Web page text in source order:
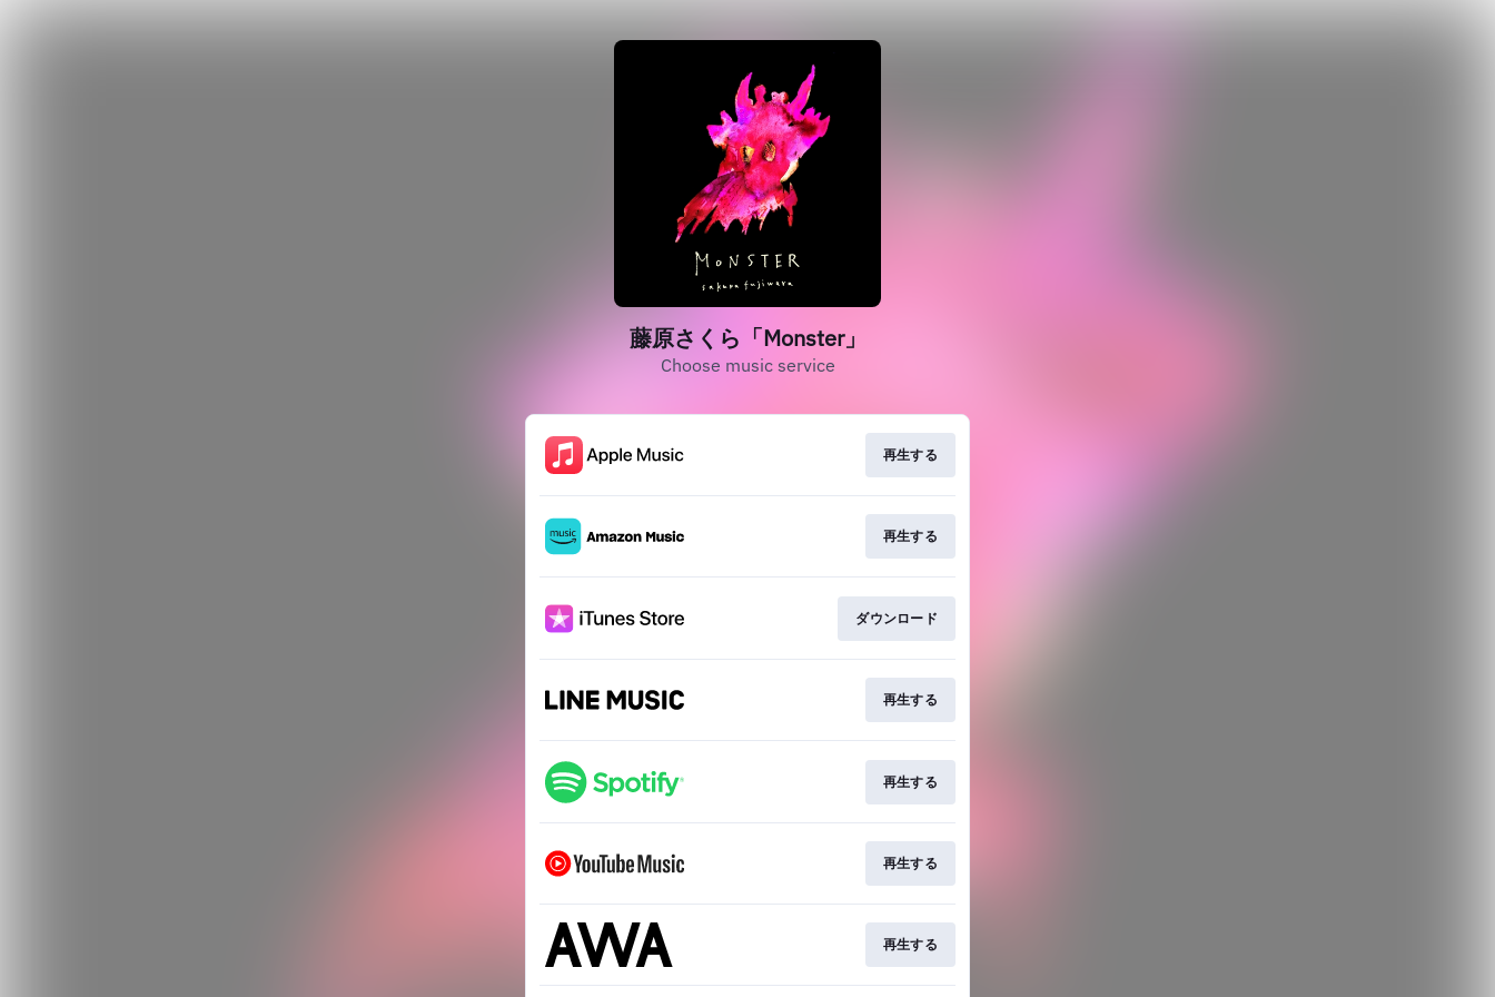
藤原さくら「Monster」
Choose music service
再生する
再生する
ダウンロード
再生する
再生する
再生する
再生する